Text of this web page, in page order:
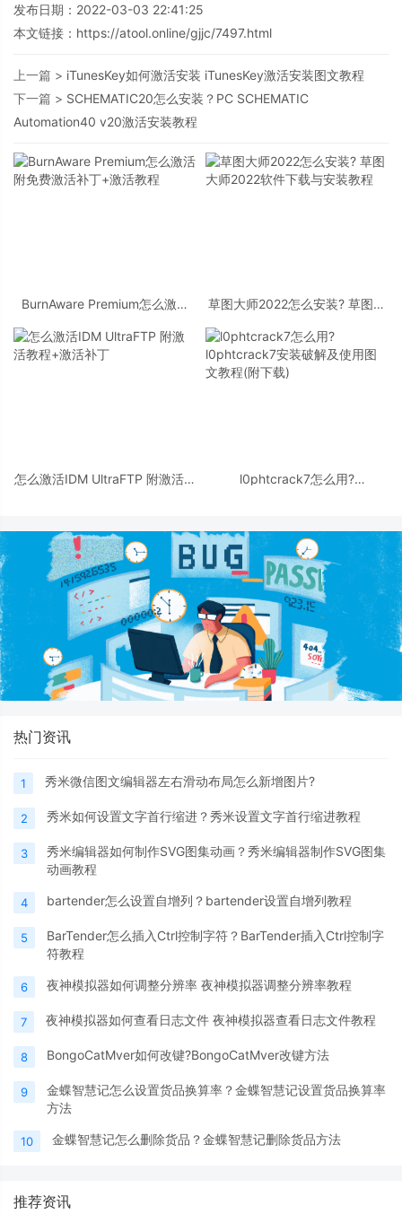
发布日期：2022-03-03 22:41:25
本文链接： https://atool.online/gjjc/7497.html
上一篇 > iTunesKey如何激活安装 iTunesKey激活安装图文教程
下一篇 > SCHEMATIC20怎么安装？PC SCHEMATIC
Automation40 v20激活安装教程
BurnAware Premium怎么激活
草图大师2022怎么安装? 草图大
怎么激活IDM UltraFTP 附激活教
l0phtcrack7怎么用?
热门资讯
1 秀米微信图文编辑器左右滑动布局怎么新增图片?
2 秀米如何设置文字首行缩进？秀米设置文字首行缩进教程
3
秀米编辑器如何制作SVG图集动画？秀米编辑器制作SVG图集
动画教程
4 bartender怎么设置自增列？bartender设置自增列教程
5
BarTender怎么插入Ctrl控制字符？BarTender插入Ctrl控制字
符教程
6 夜神模拟器如何调整分辨率 夜神模拟器调整分辨率教程
7 夜神模拟器如何查看日志文件 夜神模拟器查看日志文件教程
8 BongoCatMver如何改键?BongoCatMver改键方法
9
金蝶智慧记怎么设置货品换算率？金蝶智慧记设置货品换算率
方法
10 金蝶智慧记怎么删除货品？金蝶智慧记删除货品方法
推荐资讯